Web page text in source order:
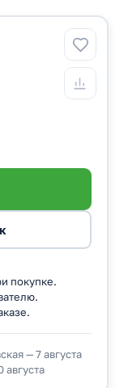
покупке.
— 7 августа
августа